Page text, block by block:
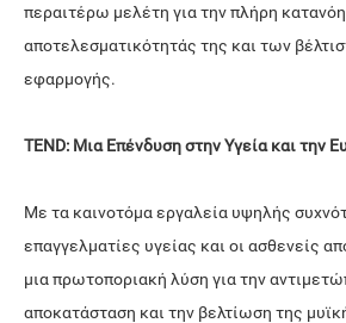
περαιτέρω μελέτη για την πλήρη
αποτελεσματικότητάς της και των
εφαρμογής.
TEND: Μια Επένδυση στην Υγεία και την
Με τα καινοτόμα εργαλεία υψηλής
επαγγελματίες υγείας και οι ασθενείς
μια πρωτοποριακή λύση για την
αποκατάσταση και την βελτίωση της